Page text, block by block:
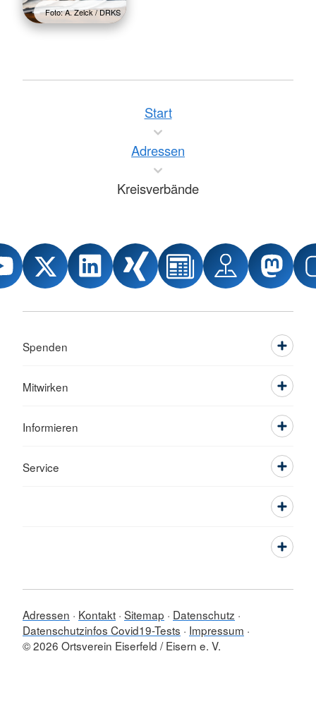
Foto: A. Zelck / DRKS
Start
Adressen
Kreisverbände
Spenden
Mitwirken
Informieren
Service
Adressen Kontakt Sitemap
Datenschutz
Datenschutzinfos Covid19-Tests
Impressum
© 2026 Ortsverein Eiserfeld / Eisern e. V.